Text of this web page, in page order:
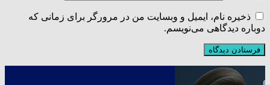
ذخیره نام، ایمیل و وبسایت من در مرورگر برای زمانی که
دوباره دیدگاهی می‌نویسم.